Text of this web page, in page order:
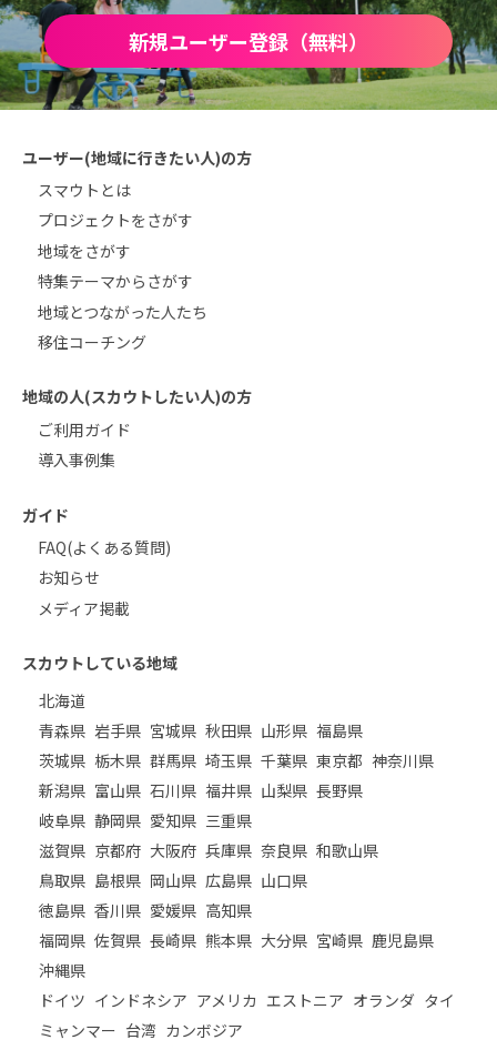
新規ユーザー登録（無料）
ユーザー(地域に行きたい人)の方
スマウトとは
プロジェクトをさがす
地域をさがす
特集テーマからさがす
地域とつながった人たち
移住コーチング
地域の人(スカウトしたい人)の方
ご利用ガイド
導入事例集
ガイド
FAQ(よくある質問)
お知らせ
メディア掲載
スカウトしている地域
北海道
青森県 岩手県 宮城県 秋田県 山形県 福島県
茨城県 栃木県 群馬県 埼玉県 千葉県 東京都 神奈川県
新潟県 富山県 石川県 福井県 山梨県 長野県
岐阜県 静岡県 愛知県 三重県
滋賀県 京都府 大阪府 兵庫県 奈良県 和歌山県
鳥取県 島根県 岡山県 広島県 山口県
徳島県 香川県 愛媛県 高知県
福岡県 佐賀県 長崎県 熊本県 大分県 宮崎県 鹿児島県
沖縄県
ドイツ インドネシア アメリカ エストニア オランダ タイ
ミャンマー 台湾 カンボジア